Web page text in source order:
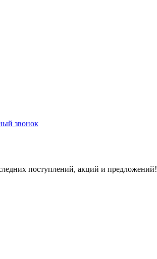
звонок
поступлений, акций и предложений!